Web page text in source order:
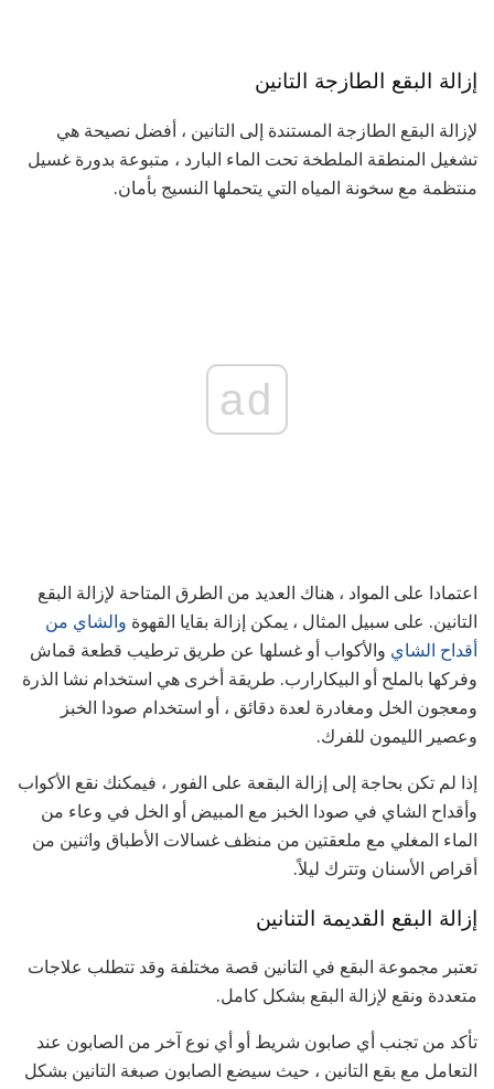
إزالة البقع الطازجة التانين
لإزالة البقع الطازجة المستندة إلى التانين ، أفضل نصيحة هي
تشغيل المنطقة الملطخة تحت الماء البارد ، متبوعة بدورة غسيل
منتظمة مع سخونة المياه التي يتحملها النسيج بأمان.
ad
اعتمادا على المواد ، هناك العديد من الطرق المتاحة لإزالة البقع
التانين. على سبيل المثال ، يمكن إزالة بقايا القهوة والشاي من
أقداح الشاي والأكواب أو غسلها عن طريق ترطيب قطعة قماش
وفركها بالملح أو البيكارارب. طريقة أخرى هي استخدام نشا الذرة
ومعجون الخل ومغادرة لعدة دقائق ، أو استخدام صودا الخبز
وعصير الليمون للفرك.
إذا لم تكن بحاجة إلى إزالة البقعة على الفور ، فيمكنك نقع الأكواب
وأقداح الشاي في صودا الخبز مع المبيض أو الخل في وعاء من
الماء المغلي مع ملعقتين من منظف غسالات الأطباق واثنين من
أقراص الأسنان وتترك ليلاً.
إزالة البقع القديمة التنانين
تعتبر مجموعة البقع في التانين قصة مختلفة وقد تتطلب علاجات
متعددة ونقع لإزالة البقع بشكل كامل.
تأكد من تجنب أي صابون شريط أو أي نوع آخر من الصابون عند
التعامل مع بقع التانين ، حيث سيضع الصابون صبغة التانين بشكل